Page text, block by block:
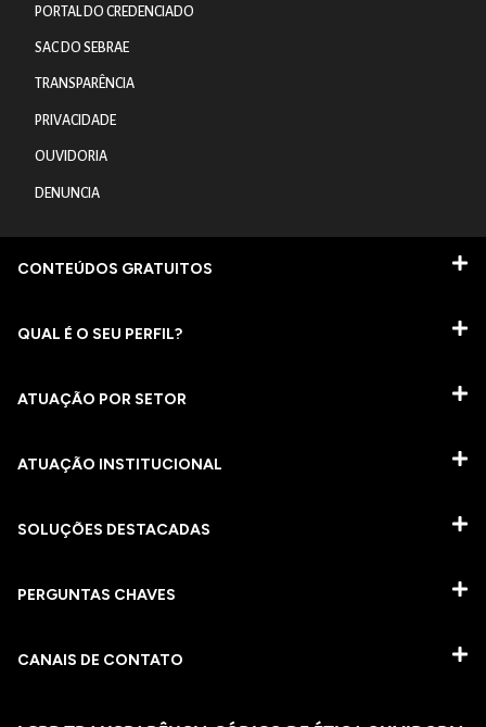
PORTAL DO CREDENCIADO
SAC DO SEBRAE
TRANSPARÊNCIA
PRIVACIDADE
OUVIDORIA
DENUNCIA
CONTEÚDOS GRATUITOS
QUAL É O SEU PERFIL?
ATUAÇÃO POR SETOR
ATUAÇÃO INSTITUCIONAL
SOLUÇÕES DESTACADAS
PERGUNTAS CHAVES​
CANAIS DE CONTATO